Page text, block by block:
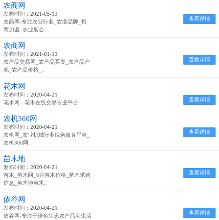
农商网
发布时间： 2021-05-13
农商网-专注农业行业_农业品牌_招
商加盟_农业展会-..
查看详情
农商网
发布时间： 2021-01-13
农产品交易网_农产品买卖_农产品产
地_农产品价格_..
查看详情
花木网
发布时间： 2020-04-21
花木网 - 花木在线交易专业平台
查看详情
农机360网
发布时间： 2020-04-21
农机网_农业机械行业综合服务平台_
农机360网
查看详情
苗木地
发布时间： 2020-04-21
苗木_苗木网_6月苗木价格_苗木求购
信息_苗木地苗木..
查看详情
依谷网
发布时间： 2020-04-21
依谷网-专注于绿色生态农产品宅生活
查看详情